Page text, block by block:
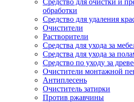
Средство для очистки и
обработки
Средство для удаления
Очистители
Растворители
Средства для ухода за
Средства для ухода за
Средство по уходу за
Очистители монтажной
Антиплесень
Очиститель затирки
Против ржавчины